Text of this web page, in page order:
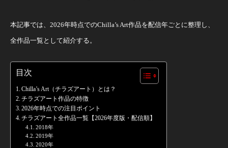
本記事では、2026年時点でのChilla’s Art作品を配信年ごとに整理し、
全作品一覧として紹介する。
目次
Chilla’s Art（チラズアート）とは？
チラズアート作品の特徴
2026年時点での注目ポイント
チラズアート全作品一覧【2026年度版・配信順】
2018年
2019年
2020年